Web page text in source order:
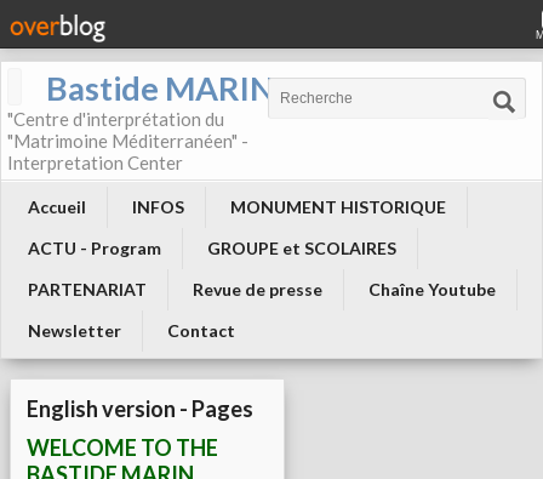
Bastide MARIN
"Centre d'interprétation du
"Matrimoine Méditerranéen" -
Interpretation Center
Accueil INFOS
MONUMENT HISTORIQUE
ACTU - Program
GROUPE et SCOLAIRES
PARTENARIAT
Revue de presse
Chaîne Youtube
Newsletter
Contact
English version - Pages
WELCOME TO THE